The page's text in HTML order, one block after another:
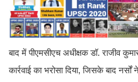
बाद में पीएमसीएच अधीक्षक डॉ. राजीव
कार्रवाई का भरोसा दिया, जिसके बाद